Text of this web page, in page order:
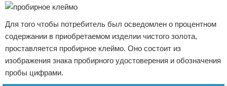
Для того чтобы потребитель был осведомлен о процентном
содержании в приобретаемом изделии чистого золота,
проставляется пробирное клеймо. Оно состоит из
изображения знака пробирного удостоверения и обозначения
пробы цифрами.